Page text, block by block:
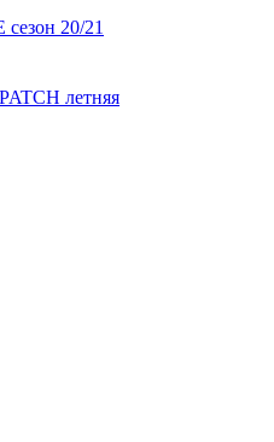
20/21
летняя